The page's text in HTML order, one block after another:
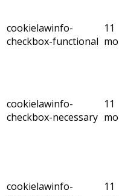
cookielawinfo-
checkbox-functional
11
cookielawinfo-
checkbox-necessary
11
cookielawinfo-
11